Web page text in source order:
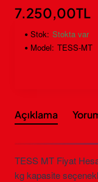
7.250,00TL
Stok: Stokta var
Model: TESS-MT
Açıklama
TESS MT Fiyat
kg kapasite